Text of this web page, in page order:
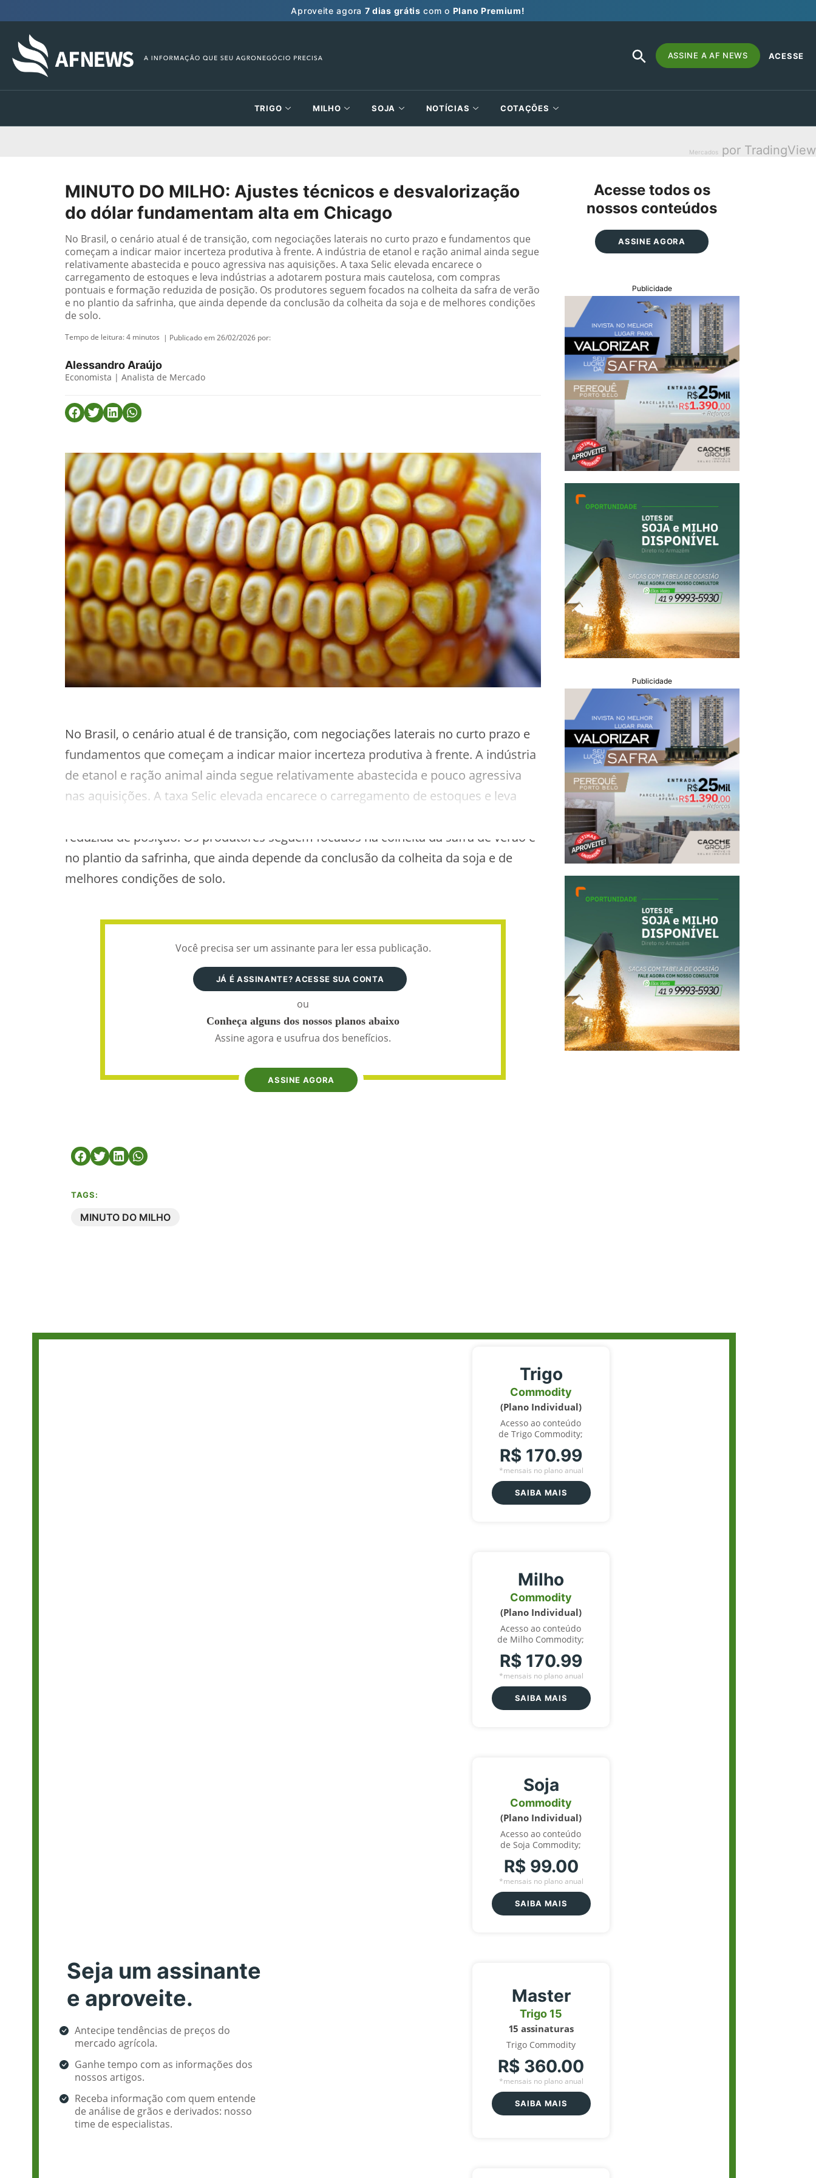
Aproveite agora 7 dias grátis com o Plano Premium!
Search
for:
SEARCH
BUTTON
ASSINE A AF NEWS ACESSE
TRIGO MILHO SOJA NOTÍCIAS COTAÇÕES
Mercados por TradingView
MINUTO DO MILHO: Ajustes técnicos e desvalorização
do dólar fundamentam alta em Chicago
No Brasil, o cenário atual é de transição, com negociações laterais no curto prazo e fundamentos que
começam a indicar maior incerteza produtiva à frente. A indústria de etanol e ração animal ainda segue
relativamente abastecida e pouco agressiva nas aquisições. A taxa Selic elevada encarece o
carregamento de estoques e leva indústrias a adotarem postura mais cautelosa, com compras
pontuais e formação reduzida de posição. Os produtores seguem focados na colheita da safra de verão
e no plantio da safrinha, que ainda depende da conclusão da colheita da soja e de melhores condições
de solo.
Tempo de leitura:4 minutos | Publicado em 26/02/2026 por:
Alessandro Araújo
Economista | Analista de Mercado
No Brasil, o cenário atual é de transição, com negociações laterais no curto prazo e
fundamentos que começam a indicar maior incerteza produtiva à frente. A indústria
de etanol e ração animal ainda segue relativamente abastecida e pouco agressiva
nas aquisições. A taxa Selic elevada encarece o carregamento de estoques e leva
reduzida de posição. Os produtores seguem focados na colheita da safra de verão e
no plantio da safrinha, que ainda depende da conclusão da colheita da soja e de
melhores condições de solo.
Você precisa ser um assinante para ler essa publicação.
JÁ É ASSINANTE? ACESSE SUA CONTA
ou
Conheça alguns dos nossos planos abaixo
Assine agora e usufrua dos benefícios.
ASSINE AGORA
TAGS:
MINUTO DO MILHO
Acesse todos os
nossos conteúdos
ASSINE AGORA
Publicidade
Publicidade
Seja um assinante
e aproveite.
Antecipe tendências de preços do
mercado agrícola.
Ganhe tempo com as informações dos
nossos artigos.
Receba informação com quem entende
de análise de grãos e derivados: nosso
time de especialistas.
Trigo
Commodity
(Plano Individual)
Acesso ao conteúdo
de Trigo Commodity;
R$ 170.99
*mensais no plano anual
SAIBA MAIS
Milho
Commodity
(Plano Individual)
Acesso ao conteúdo
de Milho Commodity;
R$ 170.99
*mensais no plano anual
SAIBA MAIS
Soja
Commodity
(Plano Individual)
Acesso ao conteúdo
de Soja Commodity;
R$ 99.00
*mensais no plano anual
SAIBA MAIS
Master
Trigo 15
15 assinaturas
Trigo Commodity
R$ 360.00
*mensais no plano anual
SAIBA MAIS